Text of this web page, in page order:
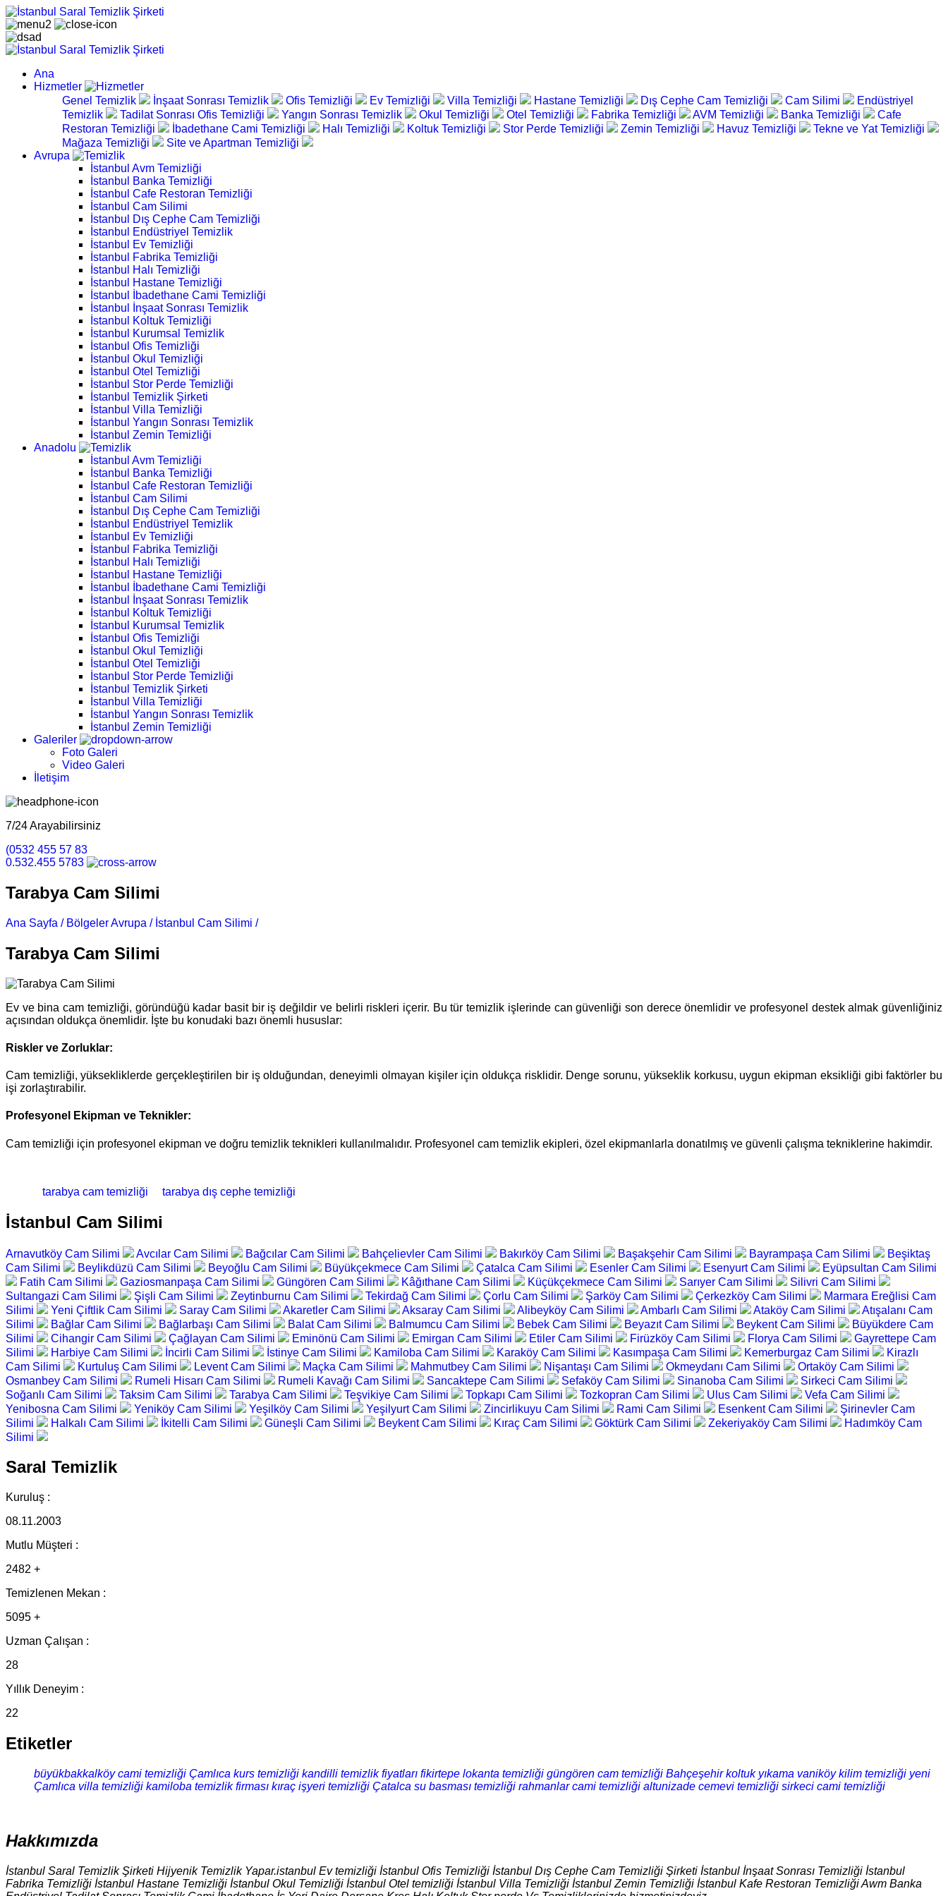
Ana
Hizmetler
Genel Temizlik
İnşaat Sonrası Temizlik Ofis Temizliği Ev Temizliği Villa Temizliği Hastane Temizliği Dış Cephe Cam Temizliği Cam Silimi
Endüstriyel
Temizlik
Tadilat Sonrası Ofis Temizliği Yangın Sonrası Temizlik Okul Temizliği Otel Temizliği Fabrika Temizliği AVM Temizliği Banka Temizliği
Cafe
Restoran Temizliği
İbadethane Cami Temizliği Halı Temizliği Koltuk Temizliği Stor Perde Temizliği Zemin Temizliği Havuz Temizliği
Tekne ve Yat Temizliği
Mağaza Temizliği
Site ve Apartman Temizliği
Avrupa
İstanbul Avm Temizliği
İstanbul Banka Temizliği
İstanbul Cafe Restoran Temizliği
İstanbul Cam Silimi
İstanbul Dış Cephe Cam Temizliği
İstanbul Endüstriyel Temizlik
İstanbul Ev Temizliği
İstanbul Fabrika Temizliği
İstanbul Halı Temizliği
İstanbul Hastane Temizliği
İstanbul İbadethane Cami Temizliği
İstanbul İnşaat Sonrası Temizlik
İstanbul Koltuk Temizliği
İstanbul Kurumsal Temizlik
İstanbul Ofis Temizliği
İstanbul Okul Temizliği
İstanbul Otel Temizliği
İstanbul Stor Perde Temizliği
İstanbul Temizlik Şirketi
İstanbul Villa Temizliği
İstanbul Yangın Sonrası Temizlik
İstanbul Zemin Temizliği
Anadolu
İstanbul Avm Temizliği
İstanbul Banka Temizliği
İstanbul Cafe Restoran Temizliği
İstanbul Cam Silimi
İstanbul Dış Cephe Cam Temizliği
İstanbul Endüstriyel Temizlik
İstanbul Ev Temizliği
İstanbul Fabrika Temizliği
İstanbul Halı Temizliği
İstanbul Hastane Temizliği
İstanbul İbadethane Cami Temizliği
İstanbul İnşaat Sonrası Temizlik
İstanbul Koltuk Temizliği
İstanbul Kurumsal Temizlik
İstanbul Ofis Temizliği
İstanbul Okul Temizliği
İstanbul Otel Temizliği
İstanbul Stor Perde Temizliği
İstanbul Temizlik Şirketi
İstanbul Villa Temizliği
İstanbul Yangın Sonrası Temizlik
İstanbul Zemin Temizliği
Galeriler
Foto Galeri
Video Galeri
İletişim
7/24 Arayabilirsiniz
(0532 455 57 83
0.532.455 5783
Tarabya Cam Silimi
Ana Sayfa / Bölgeler Avrupa / İstanbul Cam Silimi /
Tarabya Cam Silimi
Ev ve bina cam temizliği, göründüğü kadar basit bir iş değildir ve belirli riskleri içerir. Bu tür temizlik işlerinde can güvenliği son derece önemlidir ve profesyonel destek almak güvenliğiniz
açısından oldukça önemlidir. İşte bu konudaki bazı önemli hususlar:
Riskler ve Zorluklar:
Cam temizliği, yüksekliklerde gerçekleştirilen bir iş olduğundan, deneyimli olmayan kişiler için oldukça risklidir. Denge sorunu, yükseklik korkusu, uygun ekipman eksikliği gibi faktörler bu
işi zorlaştırabilir.
Profesyonel Ekipman ve Teknikler:
Cam temizliği için profesyonel ekipman ve doğru temizlik teknikleri kullanılmalıdır. Profesyonel cam temizlik ekipleri, özel ekipmanlarla donatılmış ve güvenli çalışma tekniklerine hakimdir.
tarabya cam temizliği tarabya dış cephe temizliği
İstanbul Cam Silimi
Arnavutköy Cam Silimi Avcılar Cam Silimi Bağcılar Cam Silimi Bahçelievler Cam Silimi Bakırköy Cam Silimi Başakşehir Cam Silimi Bayrampaşa Cam Silimi
Beşiktaş
Cam Silimi
Beylikdüzü Cam Silimi Beyoğlu Cam Silimi Büyükçekmece Cam Silimi Çatalca Cam Silimi Esenler Cam Silimi Esenyurt Cam Silimi
Eyüpsultan Cam Silimi
Fatih Cam Silimi
Gaziosmanpaşa Cam Silimi Güngören Cam Silimi Kâğıthane Cam Silimi Küçükçekmece Cam Silimi Sarıyer Cam Silimi
Silivri Cam Silimi
Sultangazi Cam Silimi
Şişli Cam Silimi Zeytinburnu Cam Silimi Tekirdağ Cam Silimi Çorlu Cam Silimi Şarköy Cam Silimi Çerkezköy Cam Silimi
Marmara Ereğlisi Cam
Silimi
Yeni Çiftlik Cam Silimi Saray Cam Silimi Akaretler Cam Silimi Aksaray Cam Silimi Alibeyköy Cam Silimi Ambarlı Cam Silimi Ataköy Cam Silimi
Atışalanı Cam
Silimi
Bağlar Cam Silimi Bağlarbaşı Cam Silimi Balat Cam Silimi Balmumcu Cam Silimi Bebek Cam Silimi Beyazıt Cam Silimi Beykent Cam Silimi
Büyükdere Cam
Silimi
Cihangir Cam Silimi Çağlayan Cam Silimi Eminönü Cam Silimi Emirgan Cam Silimi Etiler Cam Silimi Firüzköy Cam Silimi Florya Cam Silimi
Gayrettepe Cam
Silimi
Harbiye Cam Silimi İncirli Cam Silimi İstinye Cam Silimi Kamiloba Cam Silimi Karaköy Cam Silimi Kasımpaşa Cam Silimi Kemerburgaz Cam Silimi
Kirazlı
Cam Silimi
Kurtuluş Cam Silimi Levent Cam Silimi Maçka Cam Silimi Mahmutbey Cam Silimi Nişantaşı Cam Silimi Okmeydanı Cam Silimi
Ortaköy Cam Silimi
Osmanbey Cam Silimi
Rumeli Hisarı Cam Silimi Rumeli Kavağı Cam Silimi Sancaktepe Cam Silimi Sefaköy Cam Silimi Sinanoba Cam Silimi
Sirkeci Cam Silimi
Soğanlı Cam Silimi
Taksim Cam Silimi Tarabya Cam Silimi Teşvikiye Cam Silimi Topkapı Cam Silimi Tozkopran Cam Silimi Ulus Cam Silimi
Vefa Cam Silimi
Yenibosna Cam Silimi
Yeniköy Cam Silimi Yeşilköy Cam Silimi Yeşilyurt Cam Silimi Zincirlikuyu Cam Silimi Rami Cam Silimi Esenkent Cam Silimi
Şirinevler Cam
Silimi
Halkalı Cam Silimi İkitelli Cam Silimi Güneşli Cam Silimi Beykent Cam Silimi Kıraç Cam Silimi Göktürk Cam Silimi Zekeriyaköy Cam Silimi
Hadımköy Cam
Silimi
Saral Temizlik
Kuruluş :
08.11.2003
Mutlu Müşteri :
2482 +
Temizlenen Mekan :
5095 +
Uzman Çalışan :
28
Yıllık Deneyim :
22
Etiketler
büyükbakkalköy cami temizliği Çamlıca kurs temizliği kandilli temizlik fiyatları fikirtepe lokanta temizliği güngören cam temizliği Bahçeşehir koltuk yıkama vaniköy kilim temizliği yeni
Çamlıca villa temizliği kamiloba temizlik firması kıraç işyeri temizliği Çatalca su basması temizliği rahmanlar cami temizliği altunizade cemevi temizliği sirkeci cami temizliği
Hakkımızda
İstanbul Saral Temizlik Şirketi Hijyenik Temizlik Yapar.istanbul Ev temizliği İstanbul Ofis Temizliği İstanbul Dış Cephe Cam Temizliği Şirketi İstanbul İnşaat Sonrası Temizliği İstanbul
Fabrika Temizliği İstanbul Hastane Temizliği İstanbul Okul Temizliği İstanbul Otel temizliği İstanbul Villa Temizliği İstanbul Zemin Temizliği İstanbul Kafe Restoran Temizliği Awm Banka